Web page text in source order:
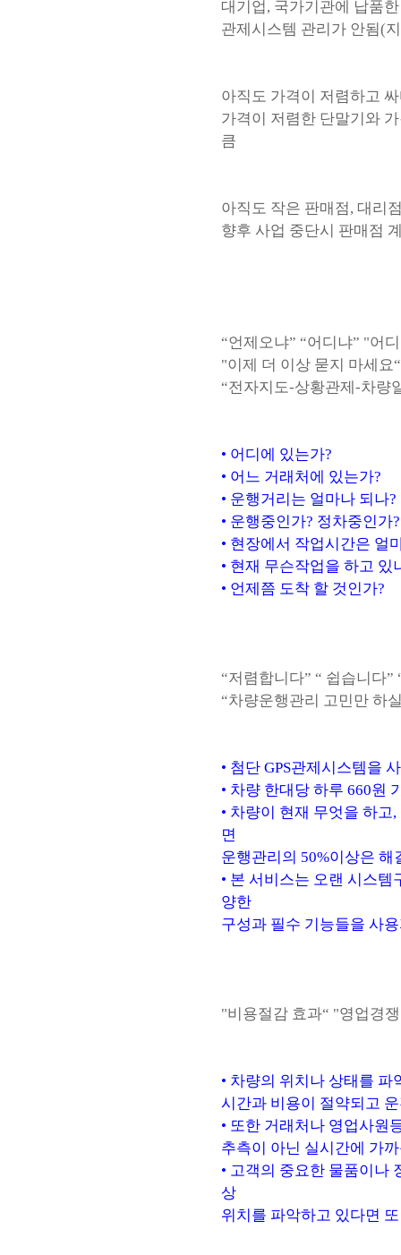
대기업, 국가기관에 납품
관제시스템 관리가 안됨(
아직도 가격이 저렴하고
가격이 저렴한 단말기와
큼
아직도 작은 판매점, 대리
향후 사업 중단시 판매점
“언제오냐” “어디냐” "어
"이제 더 이상 묻지 마세요“
“전자지도-상황관제-차량
• 어디에 있는가?
• 어느 거래처에 있는가?
• 운행거리는 얼마나 되나?
• 운행중인가? 정차중인가?
• 현장에서 작업시간은 얼
• 현재 무슨작업을 하고 있
• 언제쯤 도착 할 것인가?
“저렴합니다” “ 쉽습니다”
“차량운행관리 고민만 하
• 첨단 GPS관제시스템을
• 차량 한대당 하루 660원
• 차량이 현재 무엇을 하
면
운행관리의 50%이상은 해
• 본 서비스는 오랜 시스
양한
구성과 필수 기능들을 사
"비용절감 효과“ "영업경
• 차량의 위치나 상태를
시간과 비용이 절약되고
• 또한 거래처나 영업사원
추측이 아닌 실시간에 가
• 고객의 중요한 물품이나
상
위치를 파악하고 있다면